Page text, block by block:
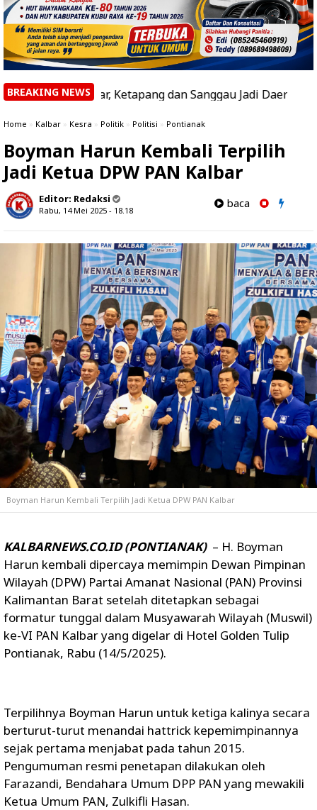
BREAKING NEWS
Ketapang dan Sanggau Jadi Daerah dengan
Home » Kalbar » Kesra » Politik » Politisi » Pontianak
Boyman Harun Kembali Terpilih
Jadi Ketua DPW PAN Kalbar
Editor: Redaksi
Rabu, 14 Mei 2025 - 18.18
baca
Boyman Harun Kembali Terpilih Jadi Ketua DPW PAN Kalbar
KALBARNEWS.CO.ID (PONTIANAK) – H. Boyman
Harun kembali dipercaya memimpin Dewan Pimpinan
Wilayah (DPW) Partai Amanat Nasional (PAN) Provinsi
Kalimantan Barat setelah ditetapkan sebagai
formatur tunggal dalam Musyawarah Wilayah (Muswil)
ke-VI PAN Kalbar yang digelar di Hotel Golden Tulip
Pontianak, Rabu (14/5/2025).
Terpilihnya Boyman Harun untuk ketiga kalinya secara
berturut-turut menandai hattrick kepemimpinannya
sejak pertama menjabat pada tahun 2015.
Pengumuman resmi penetapan dilakukan oleh
Farazandi, Bendahara Umum DPP PAN yang mewakili
Ketua Umum PAN, Zulkifli Hasan.